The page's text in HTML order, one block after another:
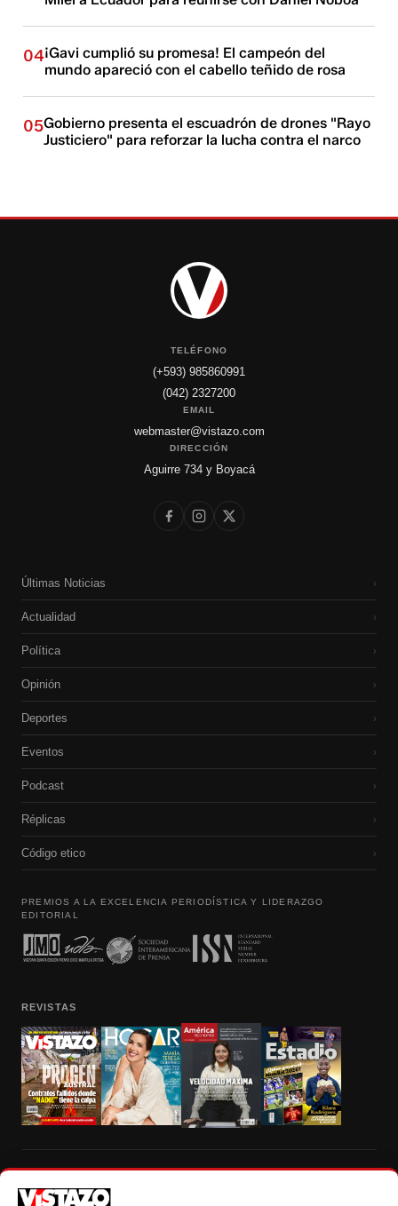
04¡Gavi cumplió su promesa! El campeón del
mundo apareció con el cabello teñido de rosa
05Gobierno presenta el escuadrón de drones "Rayo
Justiciero" para reforzar la lucha contra el narco
TELÉFONO
(+593) 985860991
(042) 2327200
EMAIL
webmaster@vistazo.com
DIRECCIÓN
Aguirre 734 y Boyacá
Últimas Noticias ›
Actualidad ›
Política ›
Opinión ›
Deportes ›
Eventos ›
Podcast ›
Réplicas ›
Código etico ›
PREMIOS A LA EXCELENCIA PERIODÍSTICA Y LIDERAZGO
EDITORIAL
REVISTAS
autorización escrita de su titular, de todos los contenidos de Vistazo.com.